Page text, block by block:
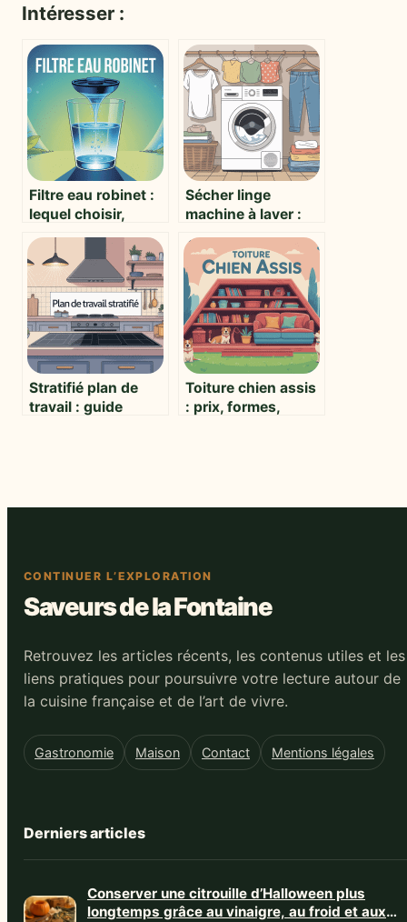
Intéresser :
Filtre eau robinet :
lequel choisir,
comment l’utiliser
efficacement
Sécher linge
machine à laver :
utiliser cette
fonction sans
abîmer vos
vêtements
Stratifié plan de
travail : guide
Toiture chien assis
: prix, formes,
CONTINUER L’EXPLORATION
Saveurs de la Fontaine
Retrouvez les articles récents, les contenus utiles et les
liens pratiques pour poursuivre votre lecture autour de
la cuisine française et de l’art de vivre.
Gastronomie Maison Contact Mentions légales
Derniers articles
Conserver une citrouille d’Halloween plus
longtemps grâce au vinaigre, au froid et aux